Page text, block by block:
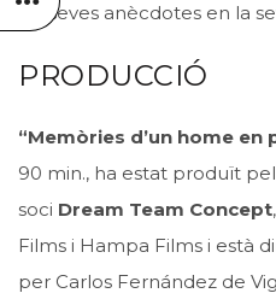
les seves anècdotes en la
PRODUCCIÓ
“Memòries d’un home en
90 min., ha estat produït pel
soci Dream Team Concept
Films i Hampa Films i està
per Carlos Fernández de